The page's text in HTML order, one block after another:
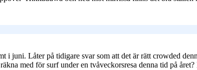
juni. Låter på tidigare svar som att det är rätt crowded
med för surf under en tvåveckorsresa denna tid på